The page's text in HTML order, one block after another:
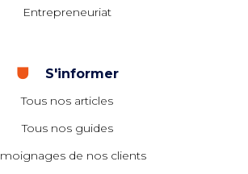
Entrepreneuriat
S'informer
Tous nos articles
Tous nos guides
de nos clients